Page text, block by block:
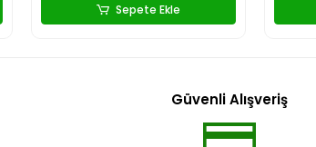
Sepete Ekle
Güvenli Alışveriş